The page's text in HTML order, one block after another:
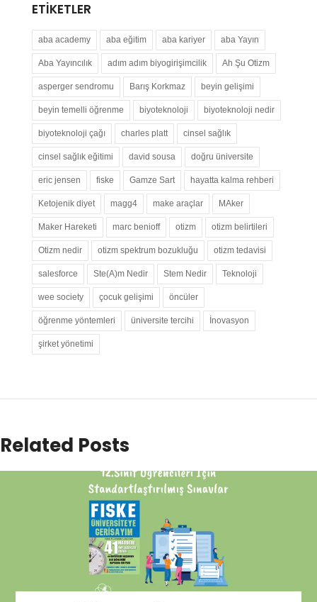
ETIKETLER
aba academy aba eğitim aba kariyer aba Yayın
Aba Yayıncılık adım adım biyogirişimcilik Ah Şu Otizm
asperger sendromu Barış Korkmaz beyin gelişimi
beyin temelli öğrenme biyoteknoloji biyoteknoloji nedir
biyoteknoloji çağı charles platt cinsel sağlık
cinsel sağlık eğitimi david sousa doğru üniversite
eric jensen fiske Gamze Sart hayatta kalma rehberi
Ketojenik diyet magg4 make araçlar MAker
Maker Hareketi marc benioff otizm otizm belirtileri
Otizm nedir otizm spektrum bozukluğu otizm tedavisi
salesforce Ste(A)m Nedir Stem Nedir Teknoloji
wee society çocuk gelişimi öncüler
öğrenme yöntemleri üniversite tercihi İnovasyon
şirket yönetimi
Related Posts